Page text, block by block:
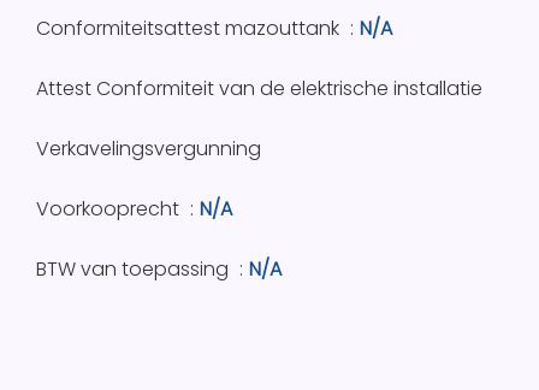
Conformiteitsattest mazouttank N/A
Attest Conformiteit van de elektrische installatie
Verkavelingsvergunning
Voorkooprecht N/A
BTW van toepassing N/A